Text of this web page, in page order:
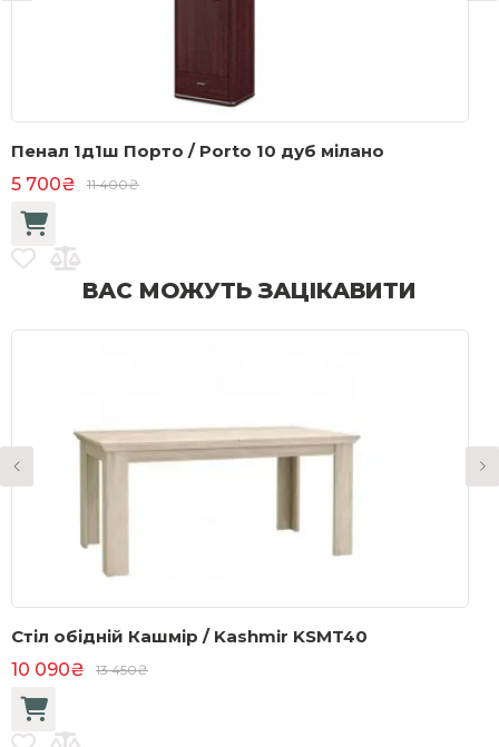
Пенал 1д1ш Порто / Porto 10 дуб мілано
5 700₴
11 400₴
ВАС МОЖУТЬ ЗАЦІКАВИТИ
Стіл обідній Кашмір / Kashmir KSMT40
10 090₴
13 450₴